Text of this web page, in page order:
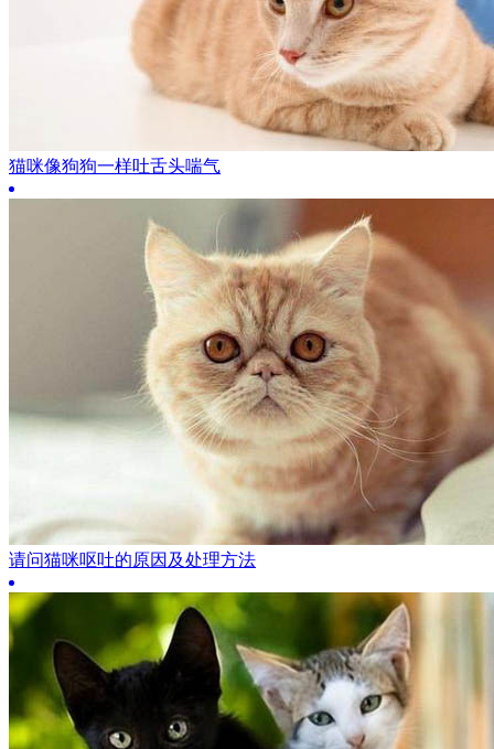
猫咪像狗狗一样吐舌头喘气
请问猫咪呕吐的原因及处理方法